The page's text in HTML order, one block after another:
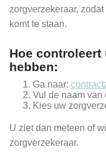
zorgverzekeraar,
komt te staan.
Hoe
hebben:
Ga naar:
Vul de naam van
Kies uw
U ziet dan meteen of
zorgverzekeraar.